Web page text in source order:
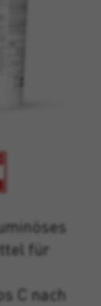
für
C nach